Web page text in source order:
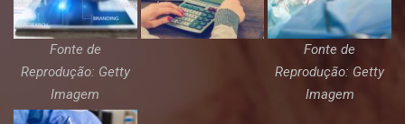
Fonte de
Reprodução: Getty
Imagem
Fonte de
Reprodução: Getty
Imagem